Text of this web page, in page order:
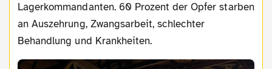
Lagerkommandanten. 60 Prozent der Opfer starben
an Auszehrung, Zwangsarbeit, schlechter
Behandlung und Krankheiten.